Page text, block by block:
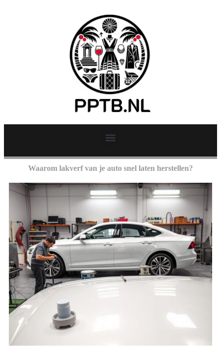
Waarom lakverf van je auto snel laten herstellen?